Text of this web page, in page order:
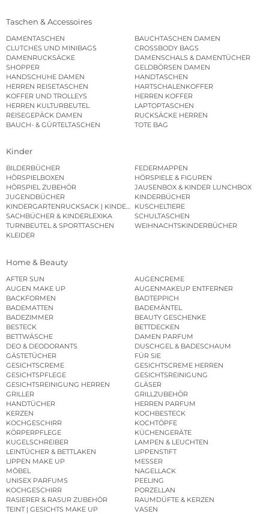
Taschen & Accessoires
DAMENTASCHEN
BAUCHTASCHEN DAMEN
CLUTCHES UND MINIBAGS
CROSSBODY BAGS
DAMENRUCKSÄCKE
DAMENSCHALS & DAMENTÜCHER
SHOPPER
GELDBÖRSEN DAMEN
HANDSCHUHE DAMEN
HANDTASCHEN
HERREN REISETASCHEN
HARTSCHALENKOFFER
KOFFER UND TROLLEYS
HERREN KOFFER
HERREN KULTURBEUTEL
LAPTOPTASCHEN
REISEGEPÄCK DAMEN
RUCKSÄCKE HERREN
BAUCH- & GÜRTELTASCHEN
TOTE BAG
Kinder
BILDERBÜCHER
FEDERMAPPEN
HÖRSPIELBOXEN
HÖRSPIELE & FIGUREN
HÖRSPIEL ZUBEHÖR
JAUSENBOX & KINDER LUNCHBOX
JUGENDBÜCHER
KINDERBÜCHER
KINDERGARTENRUCKSACK | KINDERGARTENBEUTEL
KUSCHELTIERE
SACHBÜCHER & KINDERLEXIKA
SCHULTASCHEN
TURNBEUTEL & SPORTTASCHEN
WEIHNACHTSKINDERBÜCHER
KLEIDER
Home & Beauty
AFTER SUN
AUGENCREME
AUGEN MAKE UP
AUGENMAKEUP ENTFERNER
BACKFORMEN
BADTEPPICH
BADEMATTEN
BADEMÄNTEL
BADEZIMMER
BEAUTY GESCHENKE
BESTECK
BETTDECKEN
BETTWÄSCHE
DAMEN PARFUM
DEO & DEODORANTS
DUSCHGEL & BADESCHAUM
GÄSTETÜCHER
FÜR SIE
GESICHTSCREME
GESICHTSCREME HERREN
GESICHTSPFLEGE
GESICHTSREINIGUNG
GESICHTSREINIGUNG HERREN
GLÄSER
GRILLER
GRILLZUBEHÖR
HANDTÜCHER
HERREN PARFUM
KERZEN
KOCHBESTECK
KOCHGESCHIRR
KOCHTÖPFE
KÖRPERPFLEGE
KÜCHENGERÄTE
KUGELSCHREIBER
LAMPEN & LEUCHTEN
LEINTÜCHER & BETTLAKEN
LIPPENSTIFT
LIPPEN MAKE UP
MESSER
MÖBEL
NAGELLACK
UNISEX PARFUMS
PEELING
KOCHGESCHIRR
PORZELLAN
RASIERER & RASUR ZUBEHÖR
RAUMDÜFTE & KERZEN
TEINT | GESICHTS MAKE UP
VASEN